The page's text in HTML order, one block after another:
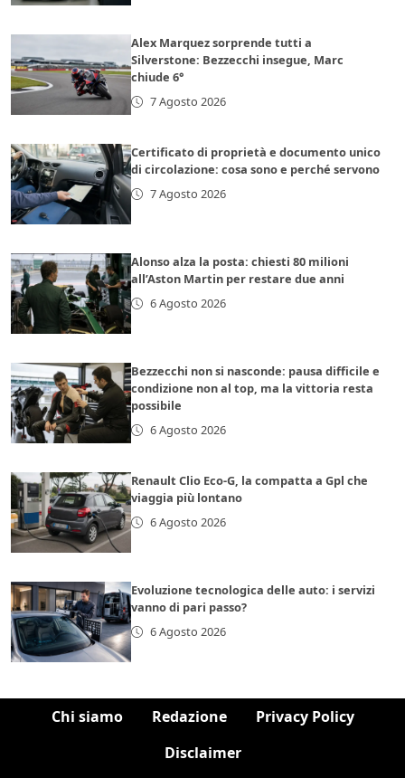
Alex Marquez sorprende tutti a
Silverstone: Bezzecchi insegue, Marc
chiude 6°
7 Agosto 2026
Certificato di proprietà e documento unico
di circolazione: cosa sono e perché servono
7 Agosto 2026
Alonso alza la posta: chiesti 80 milioni
all’Aston Martin per restare due anni
6 Agosto 2026
Bezzecchi non si nasconde: pausa difficile e
condizione non al top, ma la vittoria resta
possibile
6 Agosto 2026
Renault Clio Eco-G, la compatta a Gpl che
viaggia più lontano
6 Agosto 2026
Evoluzione tecnologica delle auto: i servizi
vanno di pari passo?
6 Agosto 2026
Chi siamo Redazione
Privacy Policy
Disclaimer